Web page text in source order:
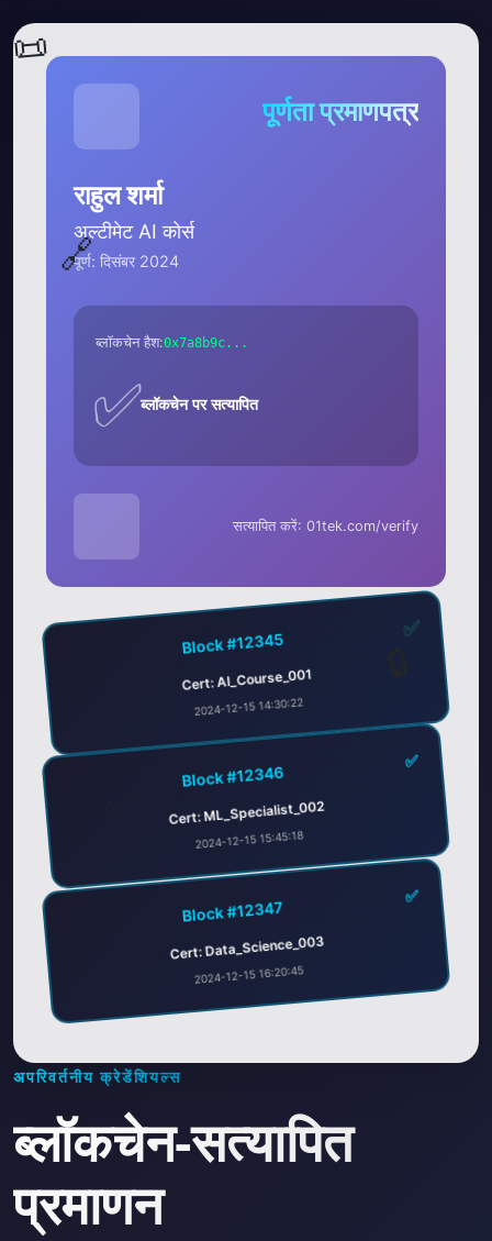
पूर्णता प्रमाणपत्र
राहुल शर्मा
अल्टीमेट AI कोर्स
पूर्ण: दिसंबर 2024
ब्लॉकचेन हैश:0x7a8b9c...
✅ब्लॉकचेन पर सत्यापित
सत्यापित करें: 01tek.com/verify
Block #12345
Cert: AI_Course_001
2024-12-15 14:30:22
Block #12346
Cert: ML_Specialist_002
2024-12-15 15:45:18
Cert: Data_Science_003
2024-12-15 16:20:45
🔗
📜
अपरिवर्तनीय क्रेडेंशियल्स
ब्लॉकचेन-सत्यापित
प्रमाणन